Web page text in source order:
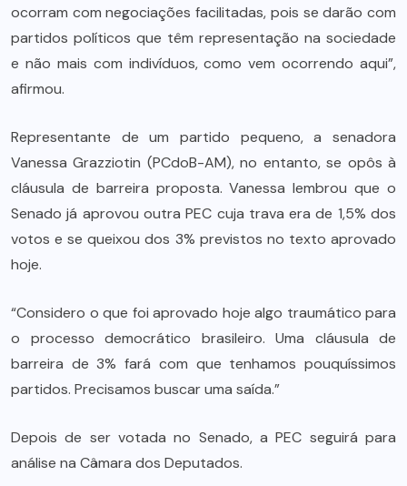
ocorram com negociações facilitadas, pois se darão com
partidos políticos que têm representação na sociedade
e não mais com indivíduos, como vem ocorrendo aqui”,
afirmou.
Representante de um partido pequeno, a senadora
Vanessa Grazziotin (PCdoB-AM), no entanto, se opôs à
cláusula de barreira proposta. Vanessa lembrou que o
Senado já aprovou outra PEC cuja trava era de 1,5% dos
votos e se queixou dos 3% previstos no texto aprovado
hoje.
“Considero o que foi aprovado hoje algo traumático para
o processo democrático brasileiro. Uma cláusula de
barreira de 3% fará com que tenhamos pouquíssimos
partidos. Precisamos buscar uma saída.”
Depois de ser votada no Senado, a PEC seguirá para
análise na Câmara dos Deputados.